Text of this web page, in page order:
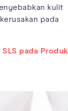
kulit
pada
SLS pada Produk